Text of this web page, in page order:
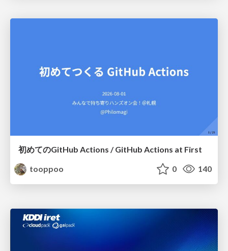
初めてのGitHub Actions / GitHub Actions at First
tooppoo
0 140